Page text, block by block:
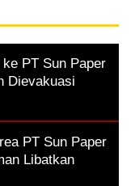
PT Sun Paper
Dievakuasi
PT Sun Paper
Libatkan